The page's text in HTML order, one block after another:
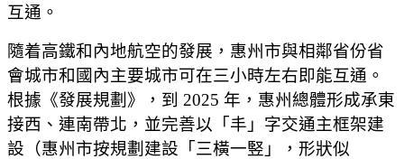
互通。
隨着高鐵和內地航空的發展，惠州市與相鄰省份省
會城市和國內主要城市可在三小時左右即能互通。
根據《發展規劃》，到 2025 年，惠州總體形成承東
接西、連南帶北，並完善以「丰」字交通主框架建
設（惠州市按規劃建設「三橫一竪」，形狀似